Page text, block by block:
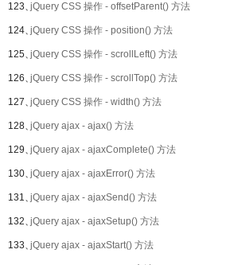
123、jQuery CSS 操作 - offsetParent() 方法
124、jQuery CSS 操作 - position() 方法
125、jQuery CSS 操作 - scrollLeft() 方法
126、jQuery CSS 操作 - scrollTop() 方法
127、jQuery CSS 操作 - width() 方法
128、jQuery ajax - ajax() 方法
129、jQuery ajax - ajaxComplete() 方法
130、jQuery ajax - ajaxError() 方法
131、jQuery ajax - ajaxSend() 方法
132、jQuery ajax - ajaxSetup() 方法
133、jQuery ajax - ajaxStart() 方法